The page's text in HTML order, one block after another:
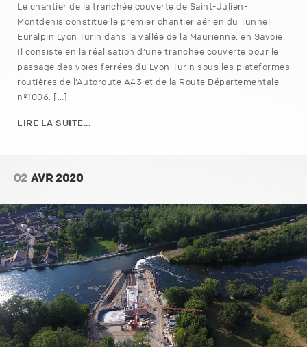
Le chantier de la tranchée couverte de Saint-Julien-
Montdenis constitue le premier chantier aérien du Tunnel
Euralpin Lyon Turin dans la vallée de la Maurienne, en Savoie.
Il consiste en la réalisation d’une tranchée couverte pour le
passage des voies ferrées du Lyon-Turin sous les plateformes
routières de l’Autoroute A43 et de la Route Départementale
nº1006. […]
LIRE LA SUITE...
02 AVR 2020